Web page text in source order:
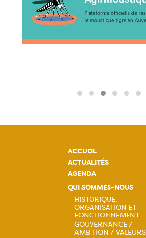
ACCUEIL
ACTUALITÉS
AGENDA
QUI SOMMES-NOUS
Navigation
HISTORIQUE,
ORGANISATION ET
FONCTIONNEMENT
GOUVERNANCE /
AMBITION / VALEURS